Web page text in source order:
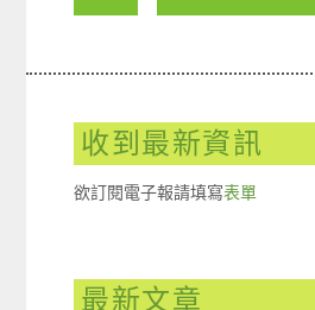
收到最新資訊
欲訂閱電子報請填寫表單
最新文章